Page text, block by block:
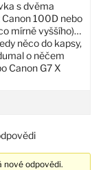
s dvěma
100D nebo
mírně vyššího)…
něco do kapsy,
o něčem
Canon G7 X
nové odpovědi.